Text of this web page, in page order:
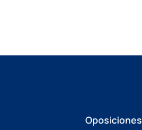
Oposiciones